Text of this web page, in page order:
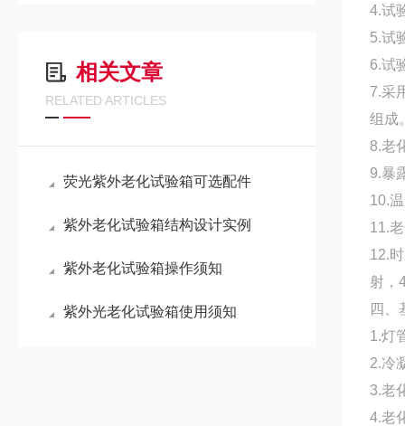
相关文章
RELATED ARTICLES
荧光紫外老化试验箱可选配件
紫外老化试验箱结构设计实例
紫外老化试验箱操作须知
紫外光老化试验箱使用须知
4.试
5.试
6.试
7.采
组成
8.老
9.暴
10.
11.
12.
射，
四、
1.灯
2.冷
3.老
4.老